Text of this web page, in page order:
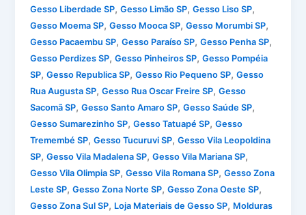
Gesso Liberdade SP,Gesso Limão SP,Gesso Liso SP,
Gesso Moema SP,Gesso Mooca SP,Gesso Morumbi SP,
Gesso Pacaembu SP,Gesso Paraíso SP,Gesso Penha SP,
Gesso Perdizes SP,Gesso Pinheiros SP,Gesso Pompéia
SP,Gesso Republica SP,Gesso Rio Pequeno SP,Gesso
Rua Augusta SP,Gesso Rua Oscar Freire SP,Gesso
Sacomã SP,Gesso Santo Amaro SP,Gesso Saúde SP,
Gesso Sumarezinho SP,Gesso Tatuapé SP,Gesso
Tremembé SP,Gesso Tucuruvi SP,Gesso Vila Leopoldina
SP,Gesso Vila Madalena SP,Gesso Vila Mariana SP,
Gesso Vila Olimpia SP,Gesso Vila Romana SP,Gesso Zona
Leste SP,Gesso Zona Norte SP,Gesso Zona Oeste SP,
Gesso Zona Sul SP, Loja Materiais de Gesso SP, Molduras